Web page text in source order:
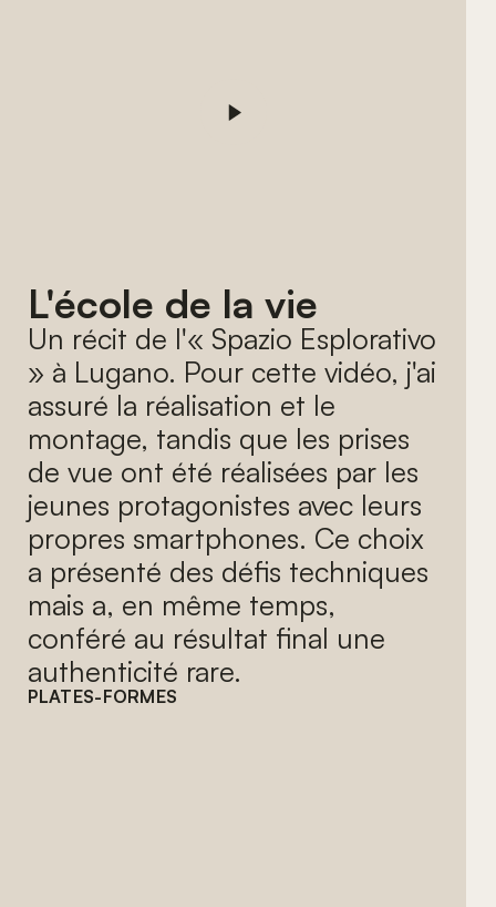
L'école de la vie
Un récit de l'« Spazio Esplorativo
» à Lugano. Pour cette vidéo, j'ai
assuré la réalisation et le
montage, tandis que les prises
de vue ont été réalisées par les
jeunes protagonistes avec leurs
propres smartphones. Ce choix
a présenté des défis techniques
mais a, en même temps,
conféré au résultat final une
authenticité rare.
PLATES-FORMES